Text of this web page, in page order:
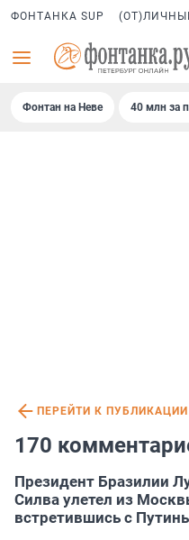
ФОНТАНКА SUP
Фонтан на Неве 40 млн за
ПЕРЕЙТИ К ПУБЛИКАЦИИ
170
Президент Бразилии
Силва улетел из
встретившись с